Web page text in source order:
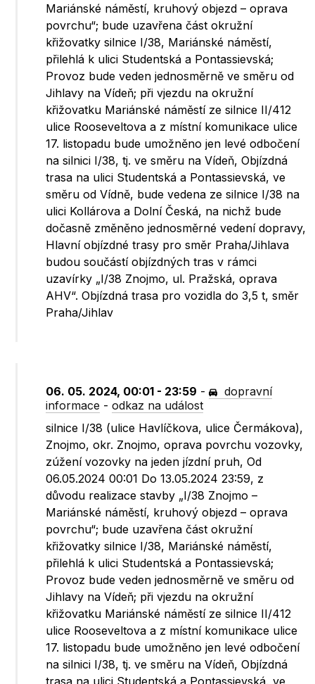
Mariánské náměstí, kruhový objezd – oprava
povrchu“; bude uzavřena část okružní
křižovatky silnice I/38, Mariánské náměstí,
přilehlá k ulici Studentská a Pontassievská;
Provoz bude veden jednosměrně ve směru od
Jihlavy na Vídeň; při vjezdu na okružní
křižovatku Mariánské náměstí ze silnice II/412
ulice Rooseveltova a z místní komunikace ulice
17. listopadu bude umožněno jen levé odbočení
na silnici I/38, tj. ve směru na Vídeň, Objízdná
trasa na ulici Studentská a Pontassievská, ve
směru od Vídně, bude vedena ze silnice I/38 na
ulici Kollárova a Dolní Česká, na nichž bude
dočasně změněno jednosměrné vedení dopravy,
Hlavní objízdné trasy pro směr Praha/Jihlava
budou součástí objízdných tras v rámci
uzavírky „I/38 Znojmo, ul. Pražská, oprava
AHV“. Objízdná trasa pro vozidla do 3,5 t, směr
Praha/Jihlav
06. 05. 2024, 00:01 - 23:59 -
dopravní
informace -odkaz na událost
silnice I/38 (ulice Havlíčkova, ulice Čermákova),
Znojmo, okr. Znojmo, oprava povrchu vozovky,
zúžení vozovky na jeden jízdní pruh, Od
06.05.2024 00:01 Do 13.05.2024 23:59, z
důvodu realizace stavby „I/38 Znojmo –
Mariánské náměstí, kruhový objezd – oprava
povrchu“; bude uzavřena část okružní
křižovatky silnice I/38, Mariánské náměstí,
přilehlá k ulici Studentská a Pontassievská;
Provoz bude veden jednosměrně ve směru od
Jihlavy na Vídeň; při vjezdu na okružní
křižovatku Mariánské náměstí ze silnice II/412
ulice Rooseveltova a z místní komunikace ulice
17. listopadu bude umožněno jen levé odbočení
na silnici I/38, tj. ve směru na Vídeň, Objízdná
trasa na ulici Studentská a Pontassievská, ve